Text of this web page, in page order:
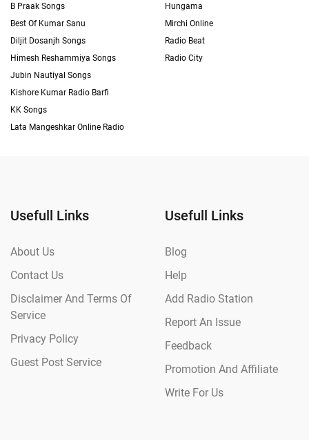
B Praak Songs
Best Of Kumar Sanu
Diljit Dosanjh Songs
Himesh Reshammiya Songs
Jubin Nautiyal Songs
Kishore Kumar Radio Barfi
KK Songs
Lata Mangeshkar Online Radio
Hungama
Mirchi Online
Radio Beat
Radio City
Usefull Links
About Us
Contact Us
Disclaimer And Terms Of
Service
Privacy Policy
Guest Post Service
Usefull Links
Blog
Help
Add Radio Station
Report An Issue
Feedback
Promotion And Affiliate
Write For Us